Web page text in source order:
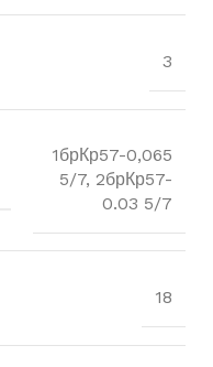
3
1брКр57-0,065
5/7, 2брКр57-
0.03 5/7
18